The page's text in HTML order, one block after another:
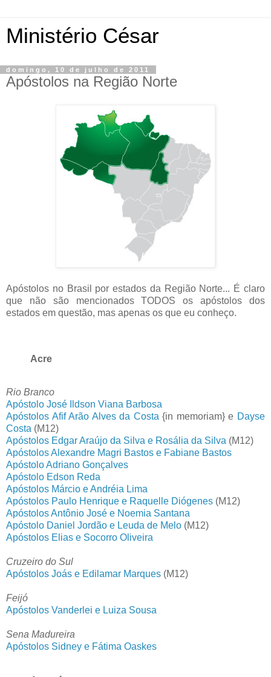
Ministério César
domingo, 10 de julho de 2011
Apóstolos na Região Norte
Apóstolos no Brasil por estados da Região Norte... É claro
que não são mencionados TODOS os apóstolos dos
estados em questão, mas apenas os que eu conheço.
Acre
Rio Branco
Apóstolo José Ildson Viana Barbosa
Apóstolos Afif Arão Alves da Costa{in memoriam} e Dayse
Costa (M12)
Apóstolos Edgar Araújo da Silva e Rosália da Silva (M12)
Apóstolos Alexandre Magri Bastos e Fabiane Bastos
Apóstolo Adriano Gonçalves
Apóstolo Edson Reda
Apóstolos Márcio e Andréia Lima
Apóstolos Paulo Henrique e Raquelle Diógenes (M12)
Apóstolos Antônio José e Noemia Santana
Apóstolo Daniel Jordão e Leuda de Melo (M12)
Apóstolos Elias e Socorro Oliveira
Cruzeiro do Sul
Apóstolos Joás e Edilamar Marques (M12)
Feijó
Apóstolos Vanderlei e Luiza Sousa
Sena Madureira
Apóstolos Sidney e Fátima Oaskes